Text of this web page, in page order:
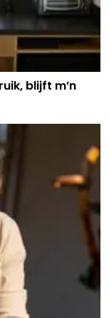
blijft m’n